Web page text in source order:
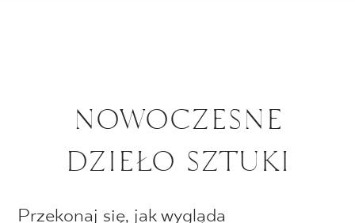
NOWOCZESNE
DZIEŁO SZTUKI
Przekonaj się, jak wygląda